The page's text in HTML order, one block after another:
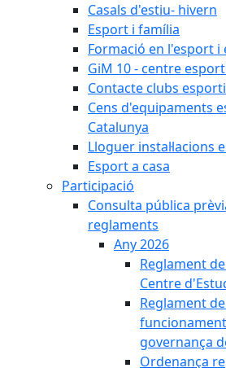
Casals d'estiu- hivern
Esport i família
Formació en l'esport i
GiM 10 - centre
Contacte clubs
Cens d'equipaments
Catalunya
Lloguer instal·lacions
Esport a casa
Participació
Consulta pública
reglaments
Any 2026
Reglament
Centre
Reglament
governança
Ordenança